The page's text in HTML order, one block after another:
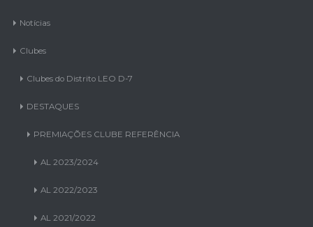
Notícias
Clubes
Clubes do Distrito LEO D-7
DESTAQUES
PREMIAÇÕES CLUBE REFERÊNCIA
AL 2023/2024
AL 2022/2023
AL 2021/2022